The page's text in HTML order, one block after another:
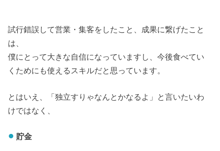
試行錯誤して営業・集客をしたこと、成果に繋げたこと
は、
僕にとって大きな自信になっていますし、今後食べてい
くためにも使えるスキルだと思っています。
とはいえ、「独立すりゃなんとかなるよ」と言いたいわ
けではなく、
貯金